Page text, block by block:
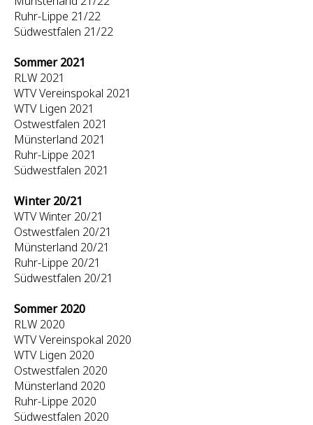
Ruhr-Lippe 21/22
Südwestfalen 21/22
Sommer 2021
RLW 2021
WTV Vereinspokal 2021
WTV Ligen 2021
Ostwestfalen 2021
Münsterland 2021
Ruhr-Lippe 2021
Südwestfalen 2021
Winter 20/21
WTV Winter 20/21
Ostwestfalen 20/21
Münsterland 20/21
Ruhr-Lippe 20/21
Südwestfalen 20/21
Sommer 2020
RLW 2020
WTV Vereinspokal 2020
WTV Ligen 2020
Ostwestfalen 2020
Münsterland 2020
Ruhr-Lippe 2020
Südwestfalen 2020